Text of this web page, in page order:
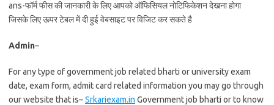
ans-फॉर्म फीस की जानकारी के लिए आपको ऑफिसियल नोटिफिकेशन देखना होगा
जिसके लिए ऊपर टेबल में दी हुई वेबसाइट पर विजिट कर सकते है
Admin–
For any type of government job related bharti or university exam
date, exam form, admit card related information you may go through
our website that is–Srkariexam.in Government job bharti or to know